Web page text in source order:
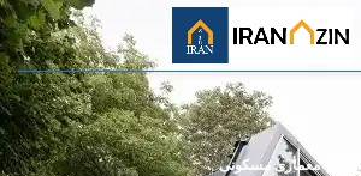
معماری مسکونی